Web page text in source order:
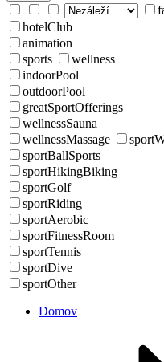
hotelClub
animation
sports
wellness
indoorPool
outdoorPool
greatSportOfferings
wellnessSauna
wellnessMassage
sportBallSports
sportHikingBiking
sportGolf
sportRiding
sportAerobic
sportFitnessRoom
sportTennis
sportDive
sportOther
Domov